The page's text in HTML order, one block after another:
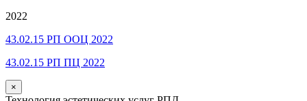
2022
43.02.15 РП ООЦ 2022
43.02.15 РП ПЦ 2022
×